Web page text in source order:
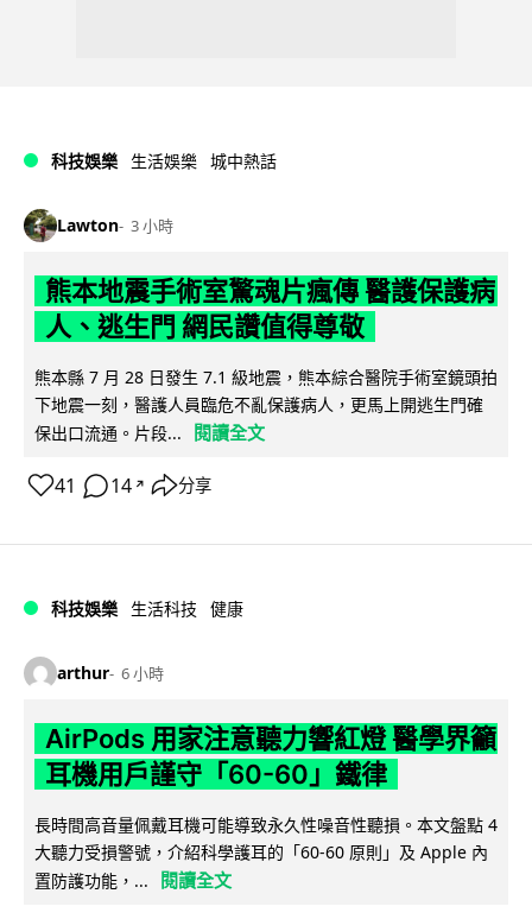
科技娛樂 生活娛樂 城中熱話
Lawton 3 小時
熊本地震手術室驚魂片瘋傳 醫護保護病
人、逃生門 網民讚值得尊敬
熊本縣 7 月 28 日發生 7.1 級地震，熊本綜合醫院手術室鏡頭拍
下地震一刻，醫護人員臨危不亂保護病人，更馬上開逃生門確
保出口流通。片段...
閱讀全文
41 14 ↗ 分享
科技娛樂 生活科技 健康
arthur 6 小時
AirPods 用家注意聽力響紅燈 醫學界籲
耳機用戶謹守「60-60」鐵律
長時間高音量佩戴耳機可能導致永久性噪音性聽損。本文盤點 4
大聽力受損警號，介紹科學護耳的「60-60 原則」及 Apple 內
置防護功能，...
閱讀全文